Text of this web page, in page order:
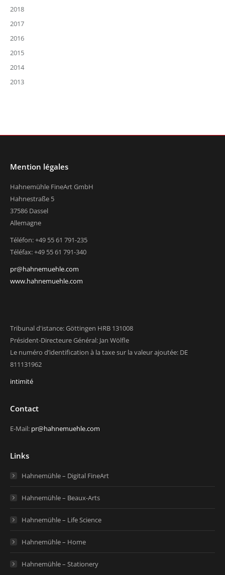
2018
2017
2016
2015
2014
2013
Mention légales
Hahnemühle FineArt GmbH
Hahnestraße 5
37586 Dassel
Allemagne
Téléfon: +49 55 61 791-235
Téléfax: +49 55 61 791-340
pr@hahnemuehle.com
www.hahnemuehle.com
Tribunal d'istance: Göttingen HRB 131008
Président-Directeure Général: Jan Wölfle
Le numéro d’identification à la taxe sur la valeur ajoutée: DE
811131962
intimité
Contact
E-Mail: pr@hahnemuehle.com
Links
Hahnemühle – Digital FineArt
Hahnemühle – Beaux-Arts
Hahnemühle – Life Science
Hahnemühle – Home
Hahnemühle – Stationery